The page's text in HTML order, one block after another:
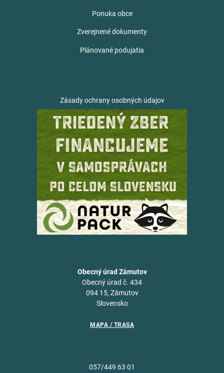
Ponuka obce
Zverejnené dokumenty
Plánované podujatia
Zásady ochrany osobných údajov
Obecný úrad Zámutov
Obecný úrad č. 434
094 15, Zámutov
Slovensko
MAPA / TRASA
057/449 63 01